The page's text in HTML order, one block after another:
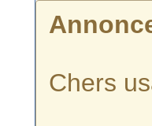
Chers